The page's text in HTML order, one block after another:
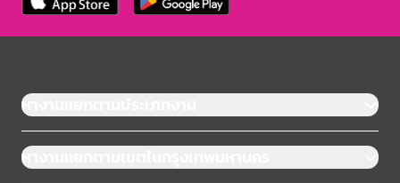
หางานแยกตามประเภทงาน
หางานแยกตามเขตในกรุงเทพมหานคร